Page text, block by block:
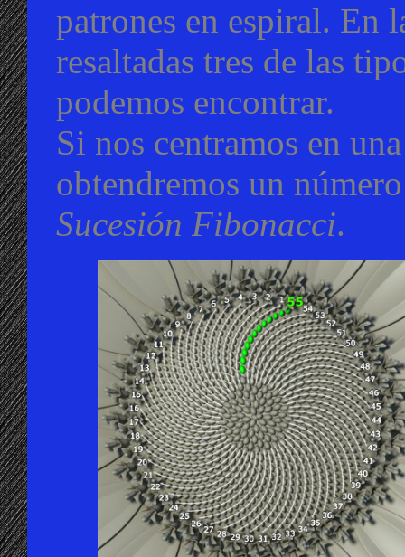
patrones en espiral. En
resaltadas tres de las
podemos encontrar.
Si nos centramos en
obtendremos un
Sucesión Fibonacci.